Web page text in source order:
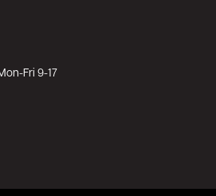
Fri 9-17